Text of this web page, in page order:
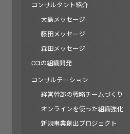
コンサルタント紹介
大島メッセージ
藤田メッセージ
森田メッセージ
CCIの組織開発
コンサルテーション
経営幹部の戦略チームづくり
オンラインを使った組織強化
新規事業創出プロジェクト